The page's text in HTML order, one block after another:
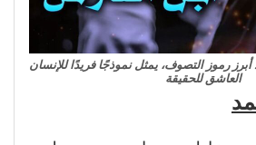
رموز التصوف، يمثل نموذجًا فريدًا للإنسان
العاشق للحقيقة